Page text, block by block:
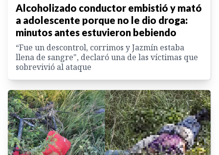
Alcoholizado conductor embistió y mató
a adolescente porque no le dio droga:
minutos antes estuvieron bebiendo
“Fue un descontrol, corrimos y Jazmín estaba
llena de sangre", declaró una de las víctimas que
sobrevivió al ataque